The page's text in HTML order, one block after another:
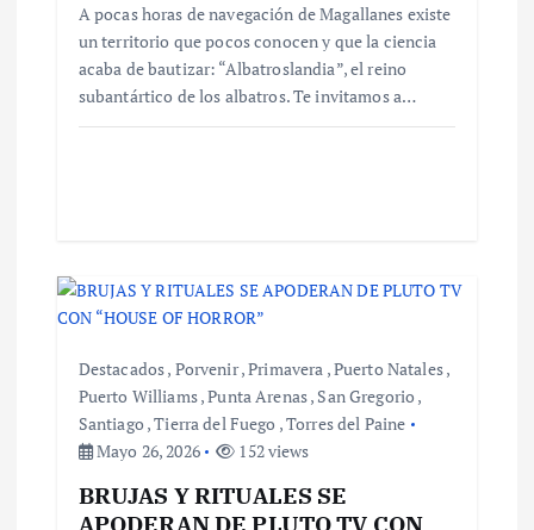
a
A pocas horas de navegación de Magallanes existe
un territorio que pocos conocen y que la ciencia
acaba de bautizar: “Albatroslandia”, el reino
subantártico de los albatros. Te invitamos a…
Destacados, Porvenir,Primavera ,Puerto Natales,
Puerto Williams,Punta Arenas, San Gregorio ,
Santiago ,Tierra del Fuego ,Torres del Paine
Mayo 26, 2026
152 views
BRUJAS Y RITUALES SE
APODERAN DE PLUTO TV CON